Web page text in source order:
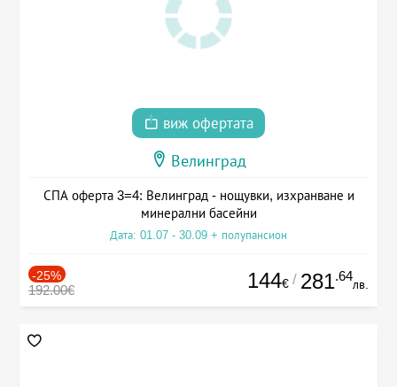
виж офертата
Велинград
СПА оферта 3=4: Велинград - нощувки, изхранване и
минерални басейни
Дата: 01.07 - 30.09 + полупансион
-25%
192.00€ 144€ / 281.64
лв.